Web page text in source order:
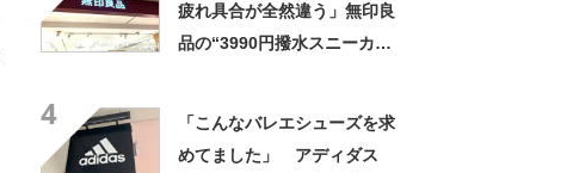
疲れ具合が全然違う」無印良
品の“3990円撥水スニーカ
4
「こんなバレエシューズを求
めてました」 アディダス